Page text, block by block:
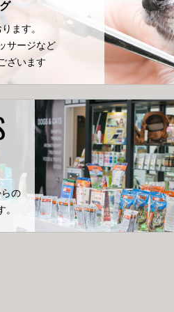
ます。
サージなど
ざいます
の